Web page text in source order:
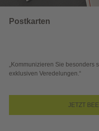
schön: hochwertige Postkarten mit